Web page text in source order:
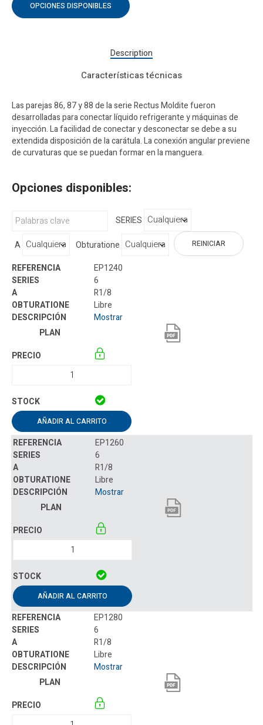
OPCIONES DISPONIBLES
Description
Características técnicas
Las parejas 86, 87 y 88 de la serie Rectus Moldite fueron
desarrolladas para conectar líquido refrigerante y máquinas de
inyección. La facilidad de conectar y desconectar se debe a su
extendida disposición de la carátula. La conexión angular previene
de curvaturas que se puedan formar en la manguera.
Opciones disponibles:
SERIES
A
Obturatione REINICIAR
EP1240
6
R1/8
Libre
Mostrar
AÑADIR AL CARRITO
EP1260
6
R1/8
Libre
Mostrar
AÑADIR AL CARRITO
EP1280
6
R1/8
Libre
Mostrar